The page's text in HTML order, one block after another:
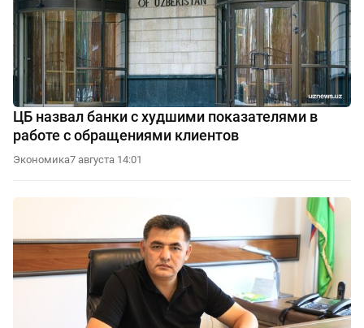
ЦБ назвал банки с худшими показателями в
работе с обращениями клиентов
Экономика7 августа 14:01